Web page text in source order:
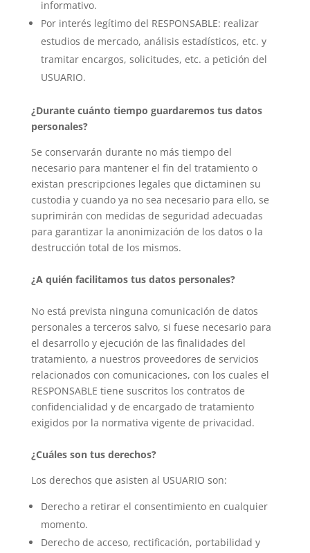
informativo.
Por interés legítimo del RESPONSABLE: realizar
estudios de mercado, análisis estadísticos, etc. y
tramitar encargos, solicitudes, etc. a petición del
USUARIO.
¿Durante cuánto tiempo guardaremos tus datos
personales?
Se conservarán durante no más tiempo del
necesario para mantener el fin del tratamiento o
existan prescripciones legales que dictaminen su
custodia y cuando ya no sea necesario para ello, se
suprimirán con medidas de seguridad adecuadas
para garantizar la anonimización de los datos o la
destrucción total de los mismos.
¿A quién facilitamos tus datos personales?
No está prevista ninguna comunicación de datos
personales a terceros salvo, si fuese necesario para
el desarrollo y ejecución de las finalidades del
tratamiento, a nuestros proveedores de servicios
relacionados con comunicaciones, con los cuales el
RESPONSABLE tiene suscritos los contratos de
confidencialidad y de encargado de tratamiento
exigidos por la normativa vigente de privacidad.
¿Cuáles son tus derechos?
Los derechos que asisten al USUARIO son:
Derecho a retirar el consentimiento en cualquier
momento.
Derecho de acceso, rectificación, portabilidad y